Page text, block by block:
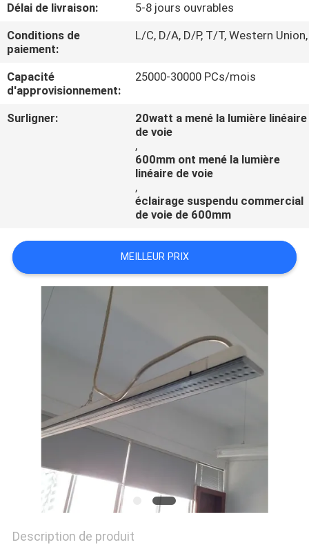
NOUS
DEMANDEZ
UNE
Délai de livraison:
5-8 jours ouvrables
Conditions de
paiement:
L/C, D/A, D/P, T/T, Western Union,
Capacité
d'approvisionnement:
25000-30000 PCs/mois
Surligner:
20watt a mené la lumière linéaire
de voie
,
600mm ont mené la lumière
linéaire de voie
,
éclairage suspendu commercial
de voie de 600mm
MEILLEUR PRIX
Description de produit